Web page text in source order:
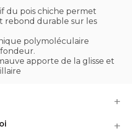
du pois chiche permet
rebond durable sur les
polymoléculaire
apporte de la glisse et